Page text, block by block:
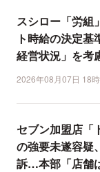
スシロー「労
ト時給の決定
経営状況」を考
2026年08月07日 18
セブン加盟店「
の強要未遂容疑
訴…本部「店舗